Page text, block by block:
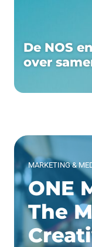
De NOS
over
MARKETING &
ONE
The